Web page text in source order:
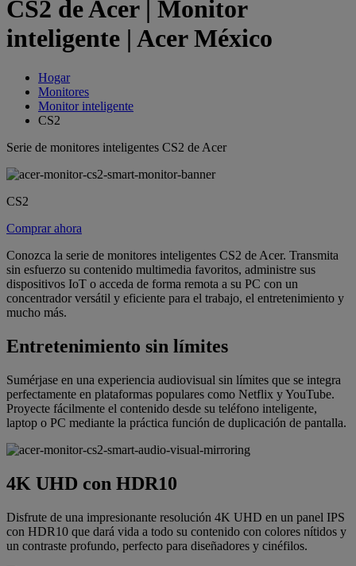
CS2 de Acer | Monitor
inteligente | Acer México
Hogar
Monitores
Monitor inteligente
CS2
Serie de monitores inteligentes CS2 de Acer
CS2
Comprar ahora
Conozca la serie de monitores inteligentes CS2 de Acer. Transmita
sin esfuerzo su contenido multimedia favoritos, administre sus
dispositivos IoT o acceda de forma remota a su PC con un
concentrador versátil y eficiente para el trabajo, el entretenimiento y
mucho más.
Entretenimiento sin límites
Sumérjase en una experiencia audiovisual sin límites que se integra
perfectamente en plataformas populares como Netflix y YouTube.
Proyecte fácilmente el contenido desde su teléfono inteligente,
laptop o PC mediante la práctica función de duplicación de pantalla.
4K UHD con HDR10
Disfrute de una impresionante resolución 4K UHD en un panel IPS
con HDR10 que dará vida a todo su contenido con colores nítidos y
un contraste profundo, perfecto para diseñadores y cinéfilos.